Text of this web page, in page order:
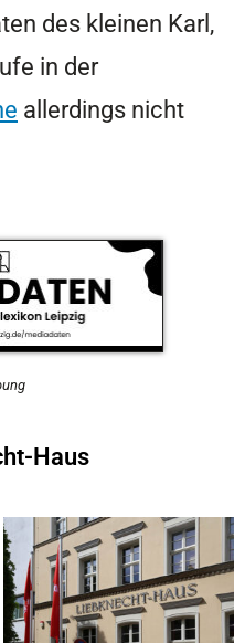
des kleinen Karl,
in der
allerdings nicht
Haus